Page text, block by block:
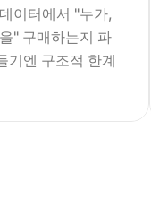
이터에서 "누가,
" 구매하는지 파
기엔 구조적 한계